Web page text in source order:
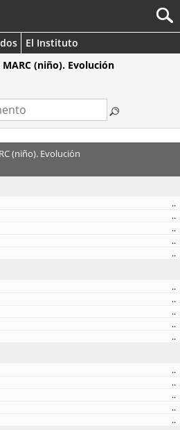
El Instituto
(niño). Evolución
(niño). Evolución
..
..
..
..
..
..
..
..
..
..
..
..
..
..
..